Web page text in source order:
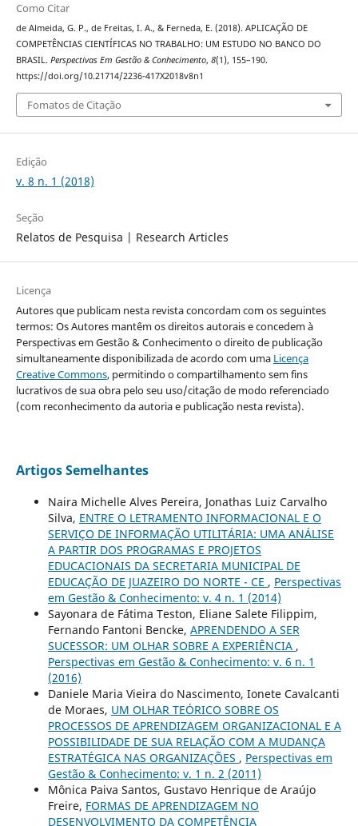
Como Citar
de Almeida, G. P., de Freitas, I. A., & Ferneda, E. (2018). APLICAÇÃO DE
COMPETÊNCIAS CIENTÍFICAS NO TRABALHO: UM ESTUDO NO BANCO DO
BRASIL. Perspectivas Em Gestão & Conhecimento, 8(1), 155–190.
https://doi.org/10.21714/2236-417X2018v8n1
Fomatos de Citação
Edição
v. 8 n. 1 (2018)
Seção
Relatos de Pesquisa | Research Articles
Licença
Autores que publicam nesta revista concordam com os seguintes
termos: Os Autores mantêm os direitos autorais e concedem à
Perspectivas em Gestão & Conhecimento o direito de publicação
simultaneamente disponibilizada de acordo com uma Licença
Creative Commons, permitindo o compartilhamento sem fins
lucrativos de sua obra pelo seu uso/citação de modo referenciado
(com reconhecimento da autoria e publicação nesta revista).
Artigos Semelhantes
Naira Michelle Alves Pereira, Jonathas Luiz Carvalho
Silva, ENTRE O LETRAMENTO INFORMACIONAL E O
SERVIÇO DE INFORMAÇÃO UTILITÁRIA: UMA ANÁLISE
A PARTIR DOS PROGRAMAS E PROJETOS
EDUCACIONAIS DA SECRETARIA MUNICIPAL DE
EDUCAÇÃO DE JUAZEIRO DO NORTE - CE , Perspectivas
em Gestão & Conhecimento: v. 4 n. 1 (2014)
Sayonara de Fátima Teston, Eliane Salete Filippim,
Fernando Fantoni Bencke, APRENDENDO A SER
SUCESSOR: UM OLHAR SOBRE A EXPERIÊNCIA ,
Perspectivas em Gestão & Conhecimento: v. 6 n. 1
(2016)
Daniele Maria Vieira do Nascimento, Ionete Cavalcanti
de Moraes, UM OLHAR TEÓRICO SOBRE OS
PROCESSOS DE APRENDIZAGEM ORGANIZACIONAL E A
POSSIBILIDADE DE SUA RELAÇÃO COM A MUDANÇA
ESTRATÉGICA NAS ORGANIZAÇÕES , Perspectivas em
Gestão & Conhecimento: v. 1 n. 2 (2011)
Mônica Paiva Santos, Gustavo Henrique de Araújo
Freire, FORMAS DE APRENDIZAGEM NO
DESENVOLVIMENTO DA COMPETÊNCIA